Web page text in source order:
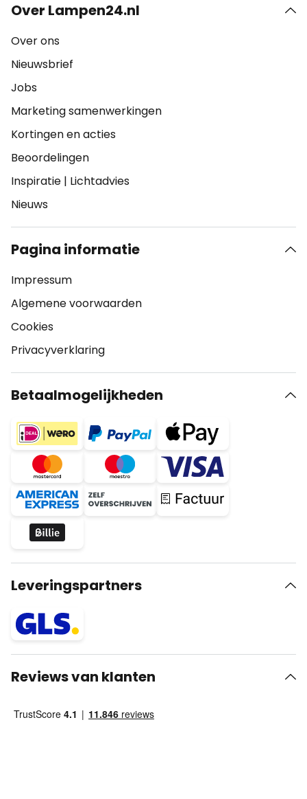
Over Lampen24.nl
Over ons
Nieuwsbrief
Jobs
Marketing samenwerkingen
Kortingen en acties
Beoordelingen
Inspiratie | Lichtadvies
Nieuws
Pagina informatie
Impressum
Algemene voorwaarden
Cookies
Privacyverklaring
Betaalmogelijkheden
Leveringspartners
Reviews van klanten